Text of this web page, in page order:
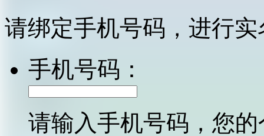
请绑定手机号码，进行
手机号码：
请输入手机号码，您